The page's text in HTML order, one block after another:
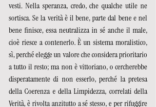
vesti. Nella speranza, credo, che qualche utile ne
sortisca. Se la verità è il bene, parte dal bene e nel
bene finisce, essa neutralizza in sé anche il male,
cioè riesce a contenerlo. È un sistema moralistico,
sì, perché elegge un valore che considera prioritario
a tutto il resto; ma non è vittoriano, o cercherebbe
disperatamente di non esserlo, perché la pretesa
della Coerenza e della Limpidezza, correlati della
Verità, è rivolta anzitutto a sé stesso, e per rifuggire